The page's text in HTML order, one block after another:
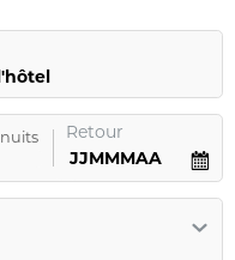
Retour